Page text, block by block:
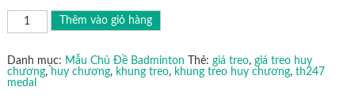
MẪU
BADMINTON
0992
lượng
Thêm vào giỏ hàng
Danh mục: Mẫu Chủ Đề Badminton Thẻ: giá treo, giá treo huy
chương, huy chương, khung treo, khung treo huy chương, th247
medal